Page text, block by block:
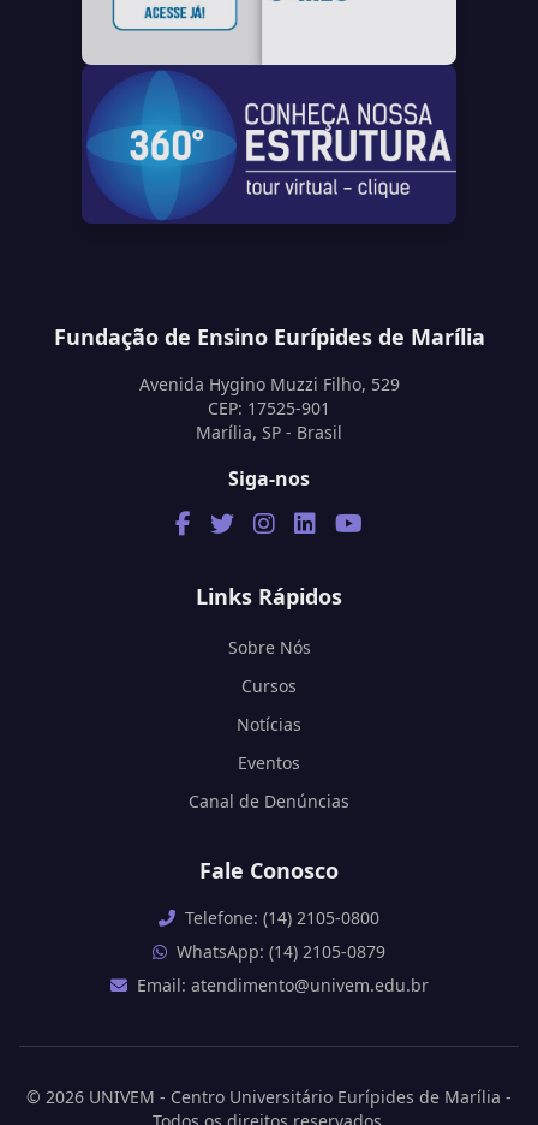
Fundação de Ensino Eurípides de Marília
Avenida Hygino Muzzi Filho, 529
CEP: 17525-901
Marília, SP - Brasil
Siga-nos
Links Rápidos
Sobre Nós
Cursos
Notícias
Eventos
Canal de Denúncias
Fale Conosco
Telefone: (14) 2105-0800
WhatsApp: (14) 2105-0879
Email: atendimento@univem.edu.br
© 2026 UNIVEM - Centro Universitário Eurípides de Marília -